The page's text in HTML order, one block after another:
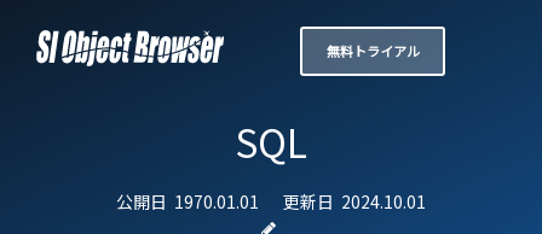
無料トライアル
SQL
公開日 1970.01.01 更新日 2024.10.01